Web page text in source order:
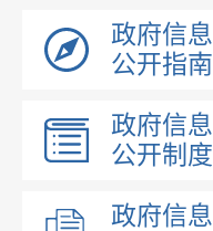
政府信息
公开指南
政府信息
公开制度
政府信息